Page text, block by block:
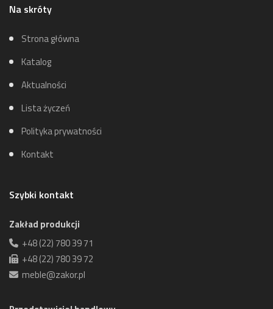
Na skróty
Strona główna
Katalog
Aktualności
Lista życzeń
Polityka prywatności
Kontakt
Szybki kontakt
Zakład produkcji
+48 (22) 780 39 71
+48 (22) 780 39 72
meble@zakor.pl